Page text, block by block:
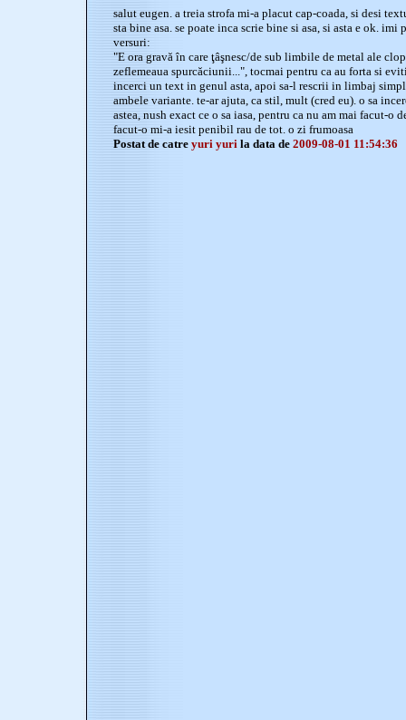
salut eugen. a treia strofa mi-a placut cap-coada, si desi
sta bine asa. se poate inca scrie bine si asa, si asta e ok. imi
versuri:
"E ora gravă în care ţâşnesc/de sub limbile de metal ale
zeflemeaua spurcăciunii...", tocmai pentru ca au forta si
incerci un text in genul asta, apoi sa-l rescrii in limbaj
ambele variante. te-ar ajuta, ca stil, mult (cred eu). o sa
astea, nush exact ce o sa iasa, pentru ca nu am mai facut-o
facut-o mi-a iesit penibil rau de tot. o zi frumoasa
Postat de catre yuri yuri la data de 2009-08-01 11:54:36